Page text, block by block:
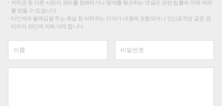
저작권 등 다른 사람의 권리를 침해하거나 명예를 훼손하는 댓글은 관련 법률에 의해 제재
를 받을 수 있습니다.
타인에게 불쾌감을 주는 욕설 등 비하하는 단어가 내용에 포함되거나 인신공격성 글은 관
리자의 판단에 의해 삭제 합니다.